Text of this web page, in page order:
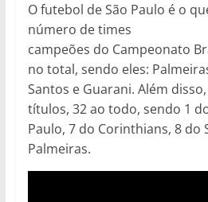
O futebol de São Paulo é o
número de times
campeões do Campeonato
no total, sendo eles:
Santos e Guarani. Além
títulos, 32 ao todo, sendo 1
Paulo, 7 do Corinthians, 8 do
Palmeiras.